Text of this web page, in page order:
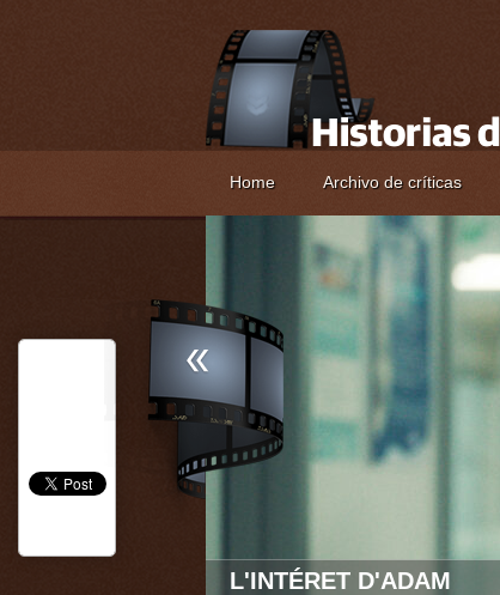
Home Archivo de críticas
STEREO GIRLS